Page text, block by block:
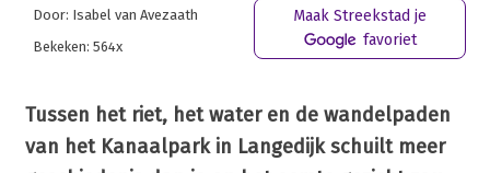
Door: Isabel van Avezaath
Bekeken: 564x
Maak Streekstad je
favoriet
Tussen het riet, het water en de wandelpaden
van het Kanaalpark in Langedijk schuilt meer